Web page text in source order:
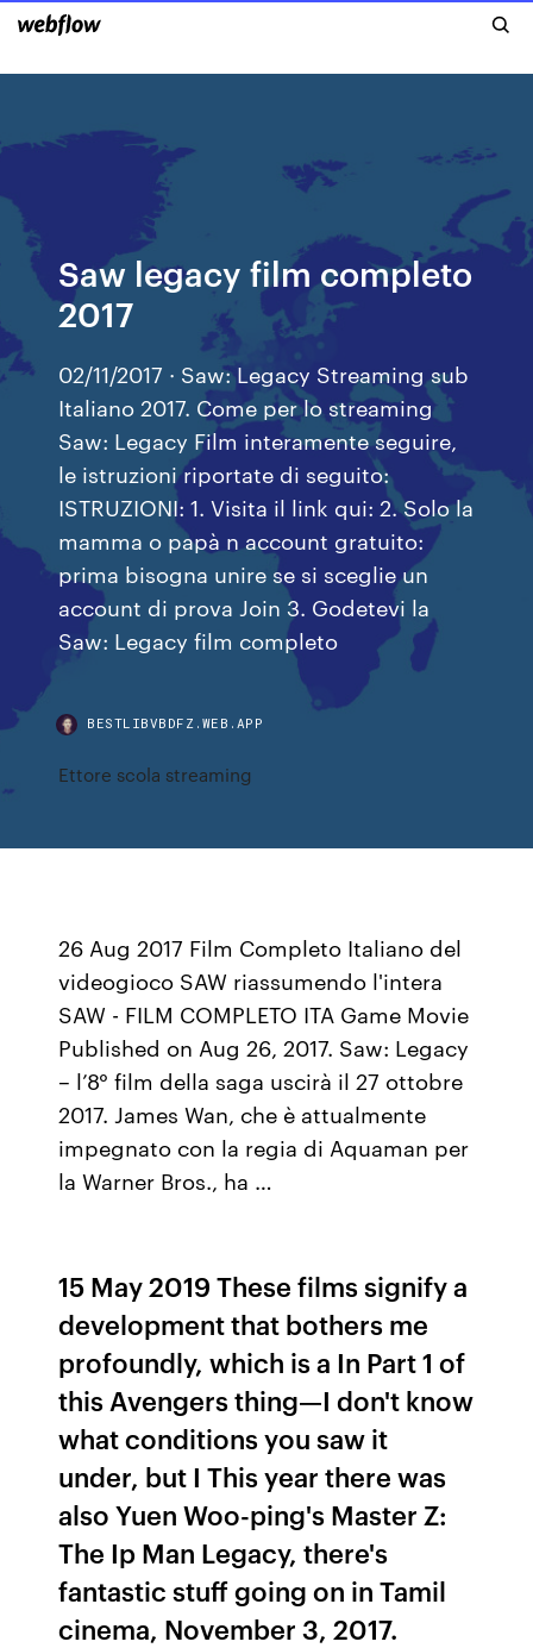
Saw legacy film completo
2017
02/11/2017 · Saw: Legacy Streaming sub
Italiano 2017. Come per lo streaming
Saw: Legacy Film interamente seguire,
le istruzioni riportate di seguito:
ISTRUZIONI: 1. Visita il link qui: 2. Solo la
mamma o papà n account gratuito:
prima bisogna unire se si sceglie un
account di prova Join 3. Godetevi la
Saw: Legacy film completo
BESTLIBVBDFZ.WEB.APP
Ettore scola streaming
26 Aug 2017 Film Completo Italiano del
videogioco SAW riassumendo l'intera
SAW - FILM COMPLETO ITA Game Movie
Published on Aug 26, 2017. Saw: Legacy
– l’8° film della saga uscirà il 27 ottobre
2017. James Wan, che è attualmente
impegnato con la regia di Aquaman per
la Warner Bros., ha …
15 May 2019 These films signify a
development that bothers me
profoundly, which is a In Part 1 of
this Avengers thing—I don't know
what conditions you saw it
under, but I This year there was
also Yuen Woo-ping's Master Z:
The Ip Man Legacy, there's
fantastic stuff going on in Tamil
cinema, November 3, 2017.